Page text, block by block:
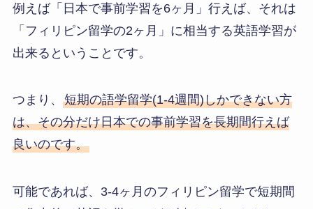
例えば「日本で事前学習を6ヶ月」行えば、それは
「フィリピン留学の2ヶ月」に相当する英語学習が
出来るということです。
つまり、 短期の語学留学(1-4週間)しかできない方
は、その分だけ日本での事前学習を長期間行えば
良いのです。
可能であれば、3-4ヶ月のフィリピン留学で短期間